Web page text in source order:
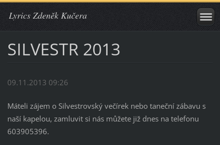
Lyrics Zdeněk Kučera
SILVESTR 2013
09.11.2013 09:26
Máteli zájem o Silvestrovský večírek nebo taneční zábavu s
naší kapelou, zamluvit si nás můžete již dnes na telefonu
603905396.